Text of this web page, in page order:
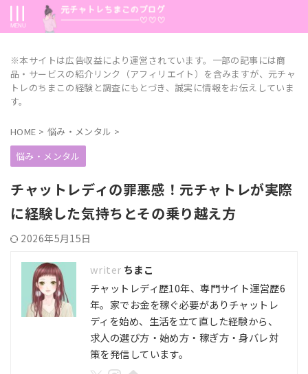
※本サイトは広告収益により運営されています。一部の記事には商
品・サービスの紹介リンク（アフィリエイト）を含みますが、元チャ
トレのちまこの経験と調査にもとづき、誠実に情報をお伝えしていま
す。
HOME > 悩み・メンタル >
悩み・メンタル
チャットレディの罪悪感！元チャトレが実際
に経験した気持ちとその乗り越え方
2026年5月15日
ちまこ
チャットレディ歴10年、専門サイト運営歴6
年。家でお金を稼ぐ必要がありチャットレ
ディを始め、生活を立て直した経験から、
求人の選び方・始め方・稼ぎ方・身バレ対
策を発信しています。